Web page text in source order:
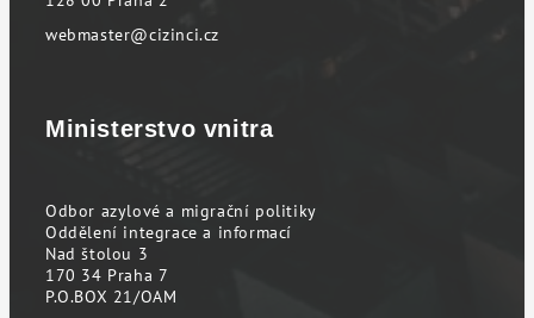
webmaster@cizinci.cz
Ministerstvo vnitra
Odbor azylové a migrační politiky
Oddělení integrace a informací
Nad štolou 3
170 34 Praha 7
P.O.BOX 21/OAM